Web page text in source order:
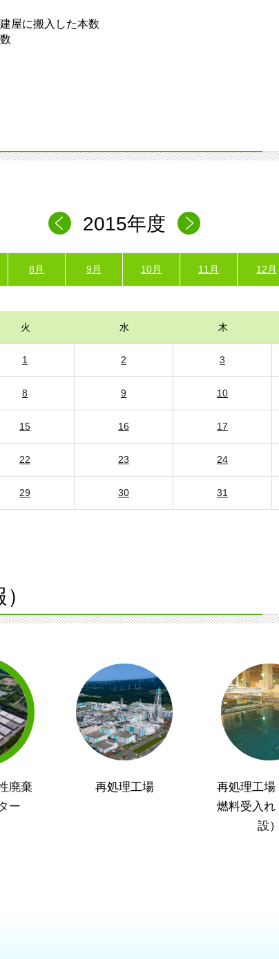
屋に搬入した本数
2015年度
8月 9月 10月 11月 12月
火 水 木
1 2 3
8 9 10
15 16 17
22 23 24
29 30 31
廃棄
ー
再処理工場
再処理工場
燃料受入れ
設